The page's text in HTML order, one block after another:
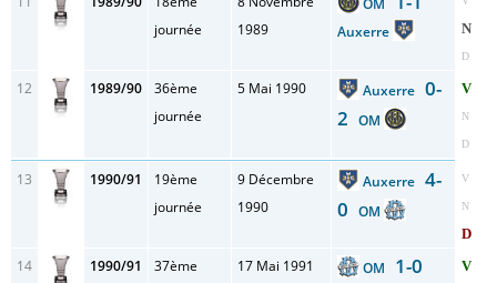
journée
1989
OM
Auxerre N
D
12 1989/90
36ème
journée
5 Mai 1990 Auxerre 0-
2 OM
V
N
D
13 1990/91
19ème
journée
9 Décembre
1990
Auxerre 4-
0 OM
V
N
D
14 1990/91
37ème
17 Mai 1991 OM 1-0 V